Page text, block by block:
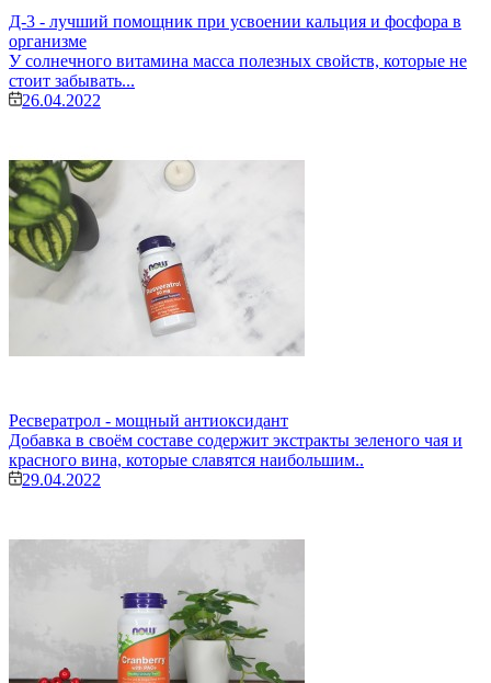
Д-3 - лучший помощник при усвоении кальция и фосфора в
организме
У солнечного витамина масса полезных свойств, которые не
стоит забывать...
26.04.2022
Ресвератрол - мощный антиоксидант
Добавка в своём составе содержит экстракты зеленого чая и
красного вина, которые славятся наибольшим..
29.04.2022